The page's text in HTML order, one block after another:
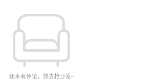
还木有评论，快去抢沙发~